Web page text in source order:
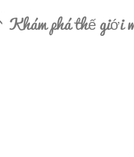
Khám phá thế giới